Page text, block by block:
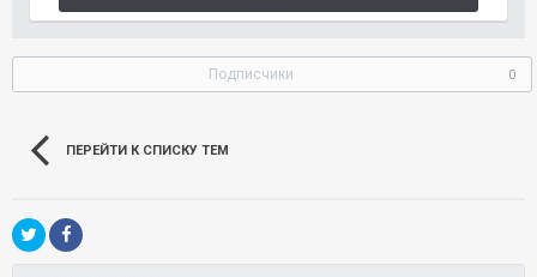
Подписчики 0
ПЕРЕЙТИ К СПИСКУ ТЕМ